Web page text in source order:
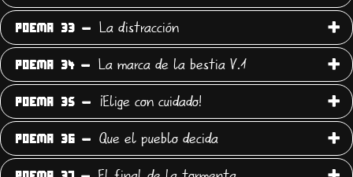
POEMA 33 - La distracción
POEMA 34 - La marca de la bestia V.1
POEMA 35 - ¡Elige con cuidado!
POEMA 36 - Que el pueblo decida